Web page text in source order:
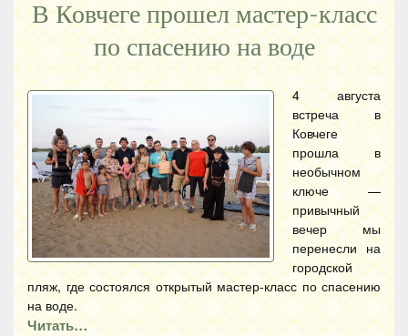
В Ковчеге прошел мастер-класс
по спасению на воде
4 августа
встреча в
Ковчеге
прошла в
необычном
ключе —
привычный
вечер мы
перенесли на
городской
пляж, где состоялся открытый мастер-класс по спасению
на воде.
Читать…